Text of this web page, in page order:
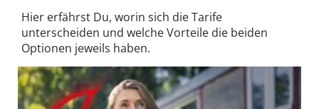
Hier erfährst Du, worin sich die Tarife
unterscheiden und welche Vorteile die beiden
Optionen jeweils haben.